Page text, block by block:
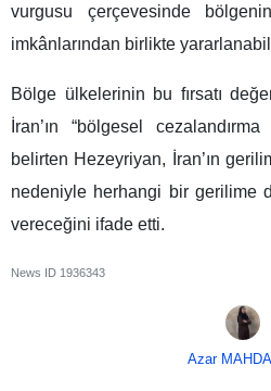
vurgusu çerçevesinde
imkânlarından birlikte
Bölge ülkelerinin bu fırsatı
İran’ın “bölgesel
belirten Hezeyriyan, İran’ın
nedeniyle herhangi bir gerilime
vereceğini ifade etti.
News ID 1936343
Azar